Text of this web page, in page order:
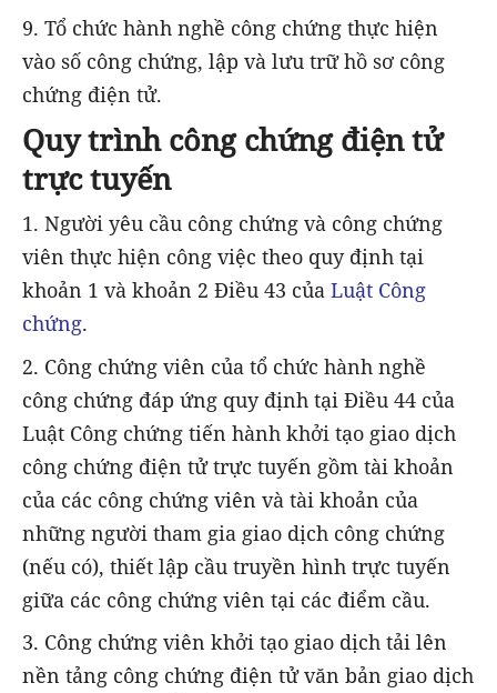
9. Tổ chức hành nghề công chứng thực hiện
vào số công chứng, lập và lưu trữ hồ sơ công
chứng điện tử.
Quy trình công chứng điện tử
trực tuyến
1. Người yêu cầu công chứng và công chứng
viên thực hiện công việc theo quy định tại
khoản 1 và khoản 2 Điều 43 của Luật Công
chứng.
2. Công chứng viên của tổ chức hành nghề
công chứng đáp ứng quy định tại Điều 44 của
Luật Công chứng tiến hành khởi tạo giao dịch
công chứng điện tử trực tuyến gồm tài khoản
của các công chứng viên và tài khoản của
những người tham gia giao dịch công chứng
(nếu có), thiết lập cầu truyền hình trực tuyến
giữa các công chứng viên tại các điểm cầu.
3. Công chứng viên khởi tạo giao dịch tải lên
nền tảng công chứng điện tử văn bản giao dịch